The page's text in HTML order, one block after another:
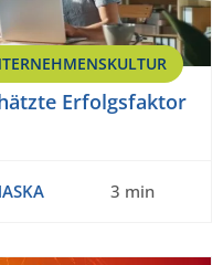
Erfolgsfaktor
3 min